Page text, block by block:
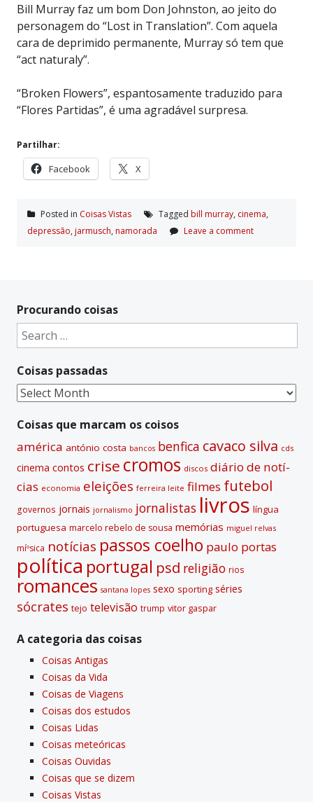
Bill Murray faz um bom Don Johnston, ao jeito do
personagem do “Lost in Translation”. Com aquela
cara de deprimido permanente, Murray só tem que
“act naturaly”.
“Broken Flowers”, espantosamente traduzido para
“Flores Partidas”, é uma agradável surpresa.
Partilhar:
Facebook X
Posted in Coisas Vistas Tagged bill murray, cinema,
depressão, jarmusch, namorada Leave a comment
Procurando coisas
Search
for:
Coisas passadas
Coisas
Coisas que marcam os coisos
américa antónio costa bancos benfica cavaco silva cds
cinema contos crise cromos discos diário de notí­
cias economia eleições ferreira leite filmes futebol
governos jornais jornalismo jornalistas livros lí­ngua
portuguesa marcelo rebelo de sousa memórias miguel relvas
míºsica notí­cias passos coelho paulo portas
polí­tica portugal psd religião rios
romances santana lopes sexo sporting séries
sócrates tejo televisão trump vitor gaspar
A categoria das coisas
Coisas Antigas
Coisas da Vida
Coisas de Viagens
Coisas dos estudos
Coisas Lidas
Coisas meteóricas
Coisas Ouvidas
Coisas que se dizem
Coisas Vistas